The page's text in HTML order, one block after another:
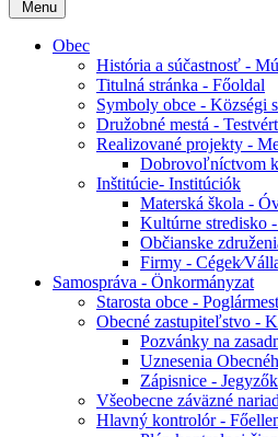
Menu
Obec
História a súčastnosť -
Titulná stránka - Főoldal
Symboly obce - Községi
Družobné mestá -
Realizované projekty -
Dobrovoľníctvom
Inštitúcie- Institúciók
Materská škola -
Kultúrne stredisko
Občianske
Firmy -
Samospráva - Önkormányzat
Starosta obce -
Obecné zastupiteľstvo -
Pozvánky na
Uznesenia
Zápisnice -
Všeobecne záväzné
Hlavný kontrolór -